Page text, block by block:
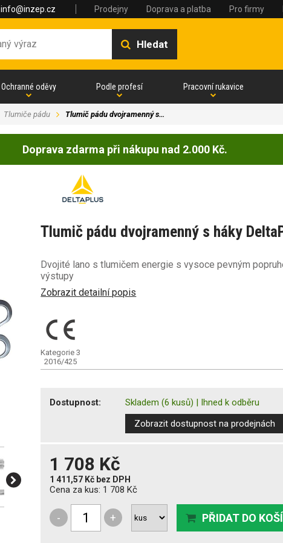
info@inzep.cz Prodejny Doprava a platba Pro firmy
Hledat
Ochranné oděvy Podle profesí Pracovní rukavice
Tlumiče pádu Tlumič pádu dvojramenný s…
Doprava zdarma při nákupu nad 2.000 Kč.
Tlumič pádu dvojramenný s háky
Dvojité lano s tlumičem energie s vysoce pevným
výstupy
Zobrazit detailní popis
Kategorie 3
2016/425
Dostupnost: Skladem (6 kusů) | Ihned k odběru
Zobrazit dostupnost na prodejnách
1 708 Kč
1 411,57 Kč bez DPH
Cena za kus: 1 708 Kč
- + PŘIDAT DO